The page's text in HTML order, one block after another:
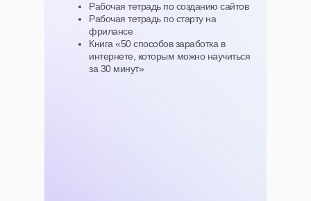
Рабочая тетрадь по созданию сайтов
Рабочая тетрадь по старту на
фрилансе
Книга «50 способов заработка в
интернете, которым можно научиться
за 30 минут»